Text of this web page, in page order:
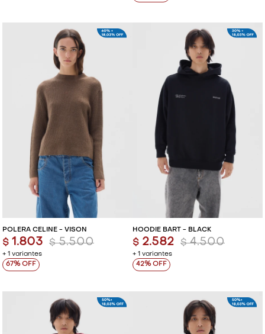
POLERA CELINE - VISON
+ 1 variantes
$ 1.803 $ 5.500
67
HOODIE BART - BLACK
+ 1 variantes
$ 2.582 $ 4.500
42